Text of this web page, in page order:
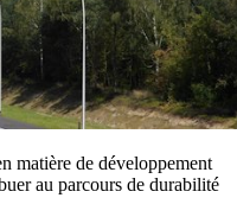
matière de développement
au parcours de durabilité